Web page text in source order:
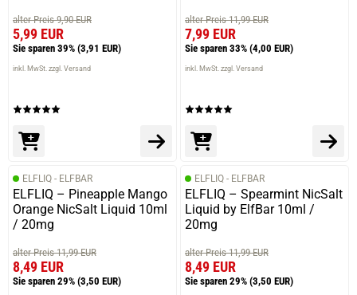
alter Preis 9,90 EUR
5,99 EUR
Sie sparen 39% (3,91 EUR)
inkl. MwSt. zzgl. Versand
alter Preis 11,99 EUR
7,99 EUR
Sie sparen 33% (4,00 EUR)
inkl. MwSt. zzgl. Versand
ELFLIQ - ELFBAR
ELFLIQ – Pineapple Mango
Orange NicSalt Liquid 10ml
/ 20mg
alter Preis 11,99 EUR
8,49 EUR
Sie sparen 29% (3,50 EUR)
ELFLIQ - ELFBAR
ELFLIQ – Spearmint NicSalt
Liquid by ElfBar 10ml /
20mg
alter Preis 11,99 EUR
8,49 EUR
Sie sparen 29% (3,50 EUR)